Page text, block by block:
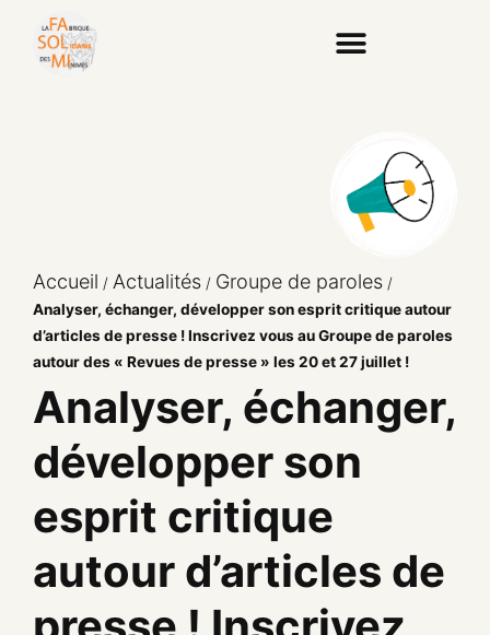
Accueil / Actualités / Groupe de paroles /
Analyser, échanger, développer son esprit critique autour
d’articles de presse ! Inscrivez vous au Groupe de paroles
autour des « Revues de presse » les 20 et 27 juillet !
Analyser, échanger,
développer son
esprit critique
autour d’articles de